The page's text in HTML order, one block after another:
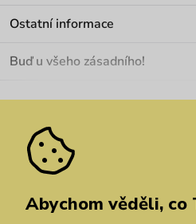
Materiály a údržba
Pozáruční opravy
Ostatní informace
Velkoobchod
We Care
Dárkové poukazy
Vuchlook
Prodejny
Praha Brno Chrudim
Buď u všeho zásadního!
Zásady ochrany osobních údajů
Abychom věděli, co